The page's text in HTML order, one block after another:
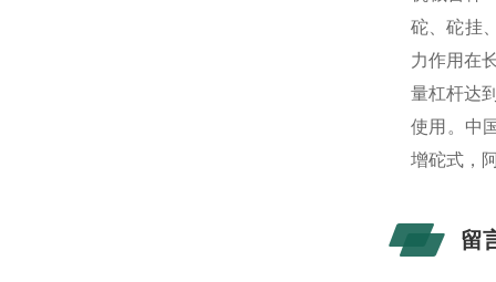
砣、砣挂
力作用在
量杠杆达
使用。中
增砣式，
留